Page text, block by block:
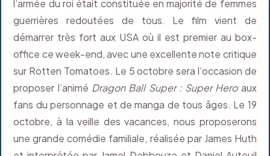
l’armée du roi était constituée en majorité de femmes
guerrières redoutées de tous. Le film vient de
démarrer très fort aux USA où il est premier au box-
office ce week-end, avec une excellente note critique
sur Rotten Tomatoes. Le 5 octobre sera l’occasion de
proposer l’animé Dragon Ball Super : Super Heroaux
fans du personnage et de manga de tous âges. Le 19
octobre, à la veille des vacances, nous proposerons
une grande comédie familiale, réalisée par James Huth